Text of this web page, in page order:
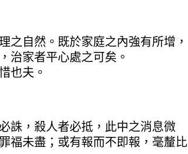
自然。既於家庭之內強有所增，
治家者平心處之可矣。
也夫。
誅，殺人者必抵，此中之消息微
福未盡；或有報而不即報，毫釐比